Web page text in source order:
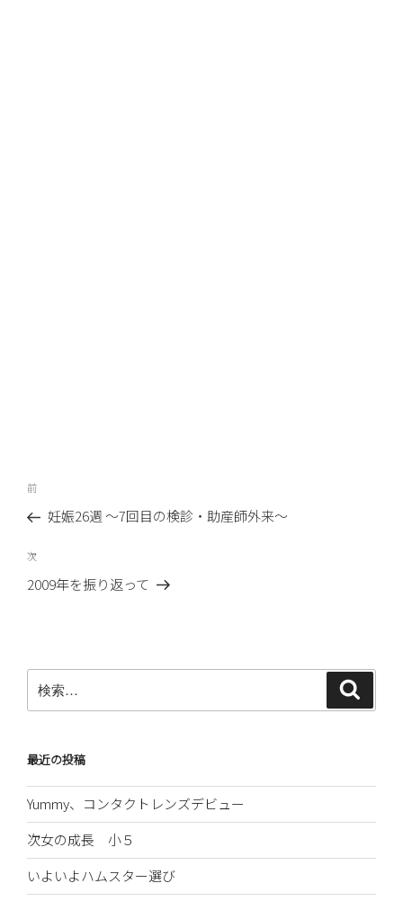
投
ナ
ビ
ゲ
ン
前
の
稿
前
妊娠26週 〜7回目の検診・助産師外来〜
次
の
次
2009年を振り返って
索:
最近の投稿
Yummy、コンタクトレンズデビュー
次女の成長 小５
いよいよハムスター選び